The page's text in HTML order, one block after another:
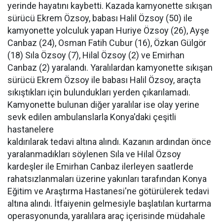
yerinde hayatını kaybetti. Kazada kamyonette sıkışan
sürücü Ekrem Özsoy, babası Halil Özsoy (50) ile
kamyonette yolculuk yapan Huriye Özsoy (26), Ayşe
Canbaz (24), Osman Fatih Cubur (16), Özkan Gülgör
(18) Sıla Özsoy (7), Hilal Özsoy (2) ve Emirhan
Canbaz (2) yaralandı. Yaralılardan kamyonette sıkışan
sürücü Ekrem Özsoy ile babası Halil Özsoy, araçta
sıkıştıkları için bulundukları yerden çıkarılamadı.
Kamyonette bulunan diğer yaralılar ise olay yerine
sevk edilen ambulanslarla Konya'daki çeşitli
hastanelere
kaldırılarak tedavi altına alındı. Kazanın ardından önce
yaralanmadıkları söylenen Sıla ve Hilal Özsoy
kardeşler ile Emirhan Canbaz ilerleyen saatlerde
rahatsızlanmaları üzerine yakınları tarafından Konya
Eğitim ve Araştırma Hastanesi'ne götürülerek tedavi
altına alındı. İtfaiyenin gelmesiyle başlatılan kurtarma
operasyonunda, yaralılara araç içerisinde müdahale